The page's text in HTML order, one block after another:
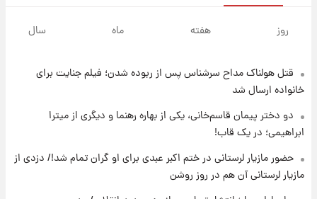
۱۷ ساعت پیش
لیونل مسی عزادار شد! + جزئیات
روز هفته ماه سال
قتل هولناک مداح سرشناس پس از ربوده شدن؛ فیلم جنایت برای
خانواده ارسال شد
دو دختر پیمان قاسم‌خانی، یکی از بهاره رهنما و دیگری از میترا
ابراهیمی؛ در یک قاب!
حضور مازیار لرستانی در ختم اکبر عبدی برای او گران تمام شد!/ دزدی از
مازیار لرستانی آن هم در روز روشن